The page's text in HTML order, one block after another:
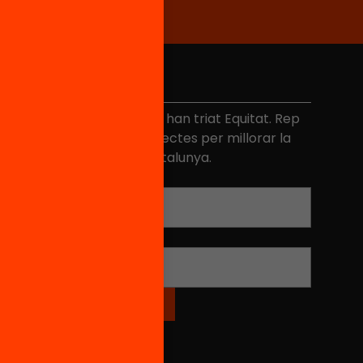
Més de 40.000 persones ja han triat Equitat. Rep
iniciatives, propostes i projectes per millorar la
qualitat de l'educació a Catalunya.